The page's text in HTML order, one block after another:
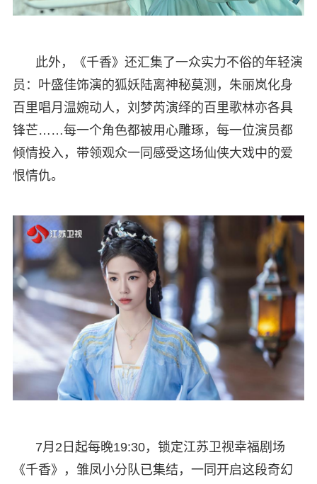
此外，《千香》还汇集了一众实力不俗的年轻演
员：叶盛佳饰演的狐妖陆离神秘莫测，朱丽岚化身
百里唱月温婉动人，刘梦芮演绎的百里歌林亦各具
锋芒……每一个角色都被用心雕琢，每一位演员都
倾情投入，带领观众一同感受这场仙侠大戏中的爱
恨情仇。
7月2日起每晚19:30，锁定江苏卫视幸福剧场
《千香》，雏凤小分队已集结，一同开启这段奇幻